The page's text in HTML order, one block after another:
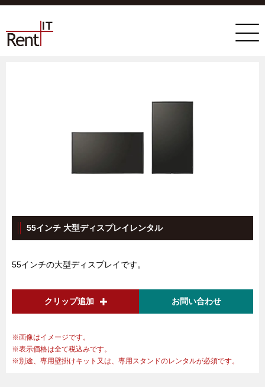
55インチ 大型ディスプレイレンタル
55インチの大型ディスプレイです。
クリップ追加 お問い合わせ
画像はイメージです。
表示価格は全て税込みです。
別途、専用壁掛けキット又は、専用スタンドのレンタルが必須です。